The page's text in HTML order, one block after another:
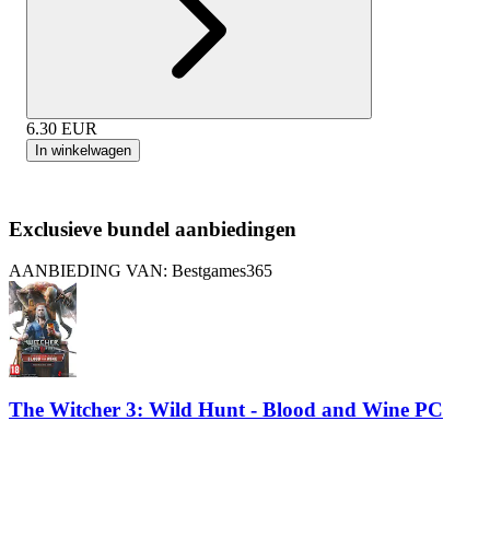
6.30 EUR
In winkelwagen
Exclusieve bundel aanbiedingen
AANBIEDING VAN: Bestgames365
The Witcher 3: Wild Hunt - Blood and Wine PC